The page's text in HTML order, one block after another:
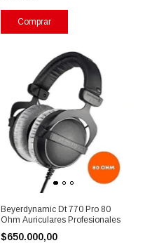
Comprar
Beyerdynamic Dt 770 Pro 80
Ohm Auriculares Profesionales
$650.000,00